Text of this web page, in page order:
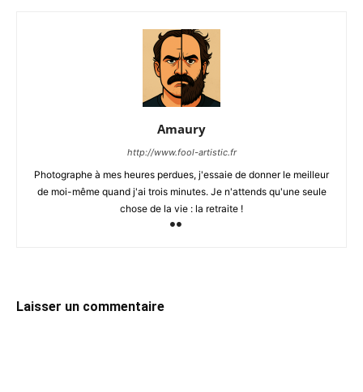
Amaury
http://www.fool-artistic.fr
Photographe à mes heures perdues, j'essaie de donner le meilleur
de moi-même quand j'ai trois minutes. Je n'attends qu'une seule
chose de la vie : la retraite !
Laisser un commentaire